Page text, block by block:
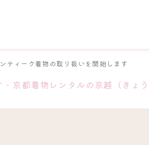
ティーク着物の取り扱いを開始します
- 京都着物レンタルの京越（きょ